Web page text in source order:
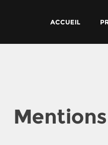
ACCUEIL